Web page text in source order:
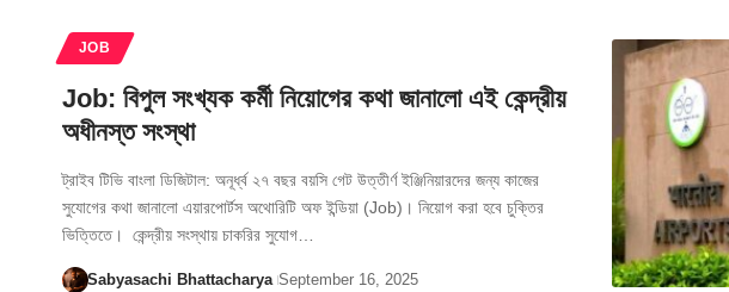
JOB
Job: বিপুল সংখ্যক কর্মী নিয়োগের কথা জানালো এই কেন্দ্রীয়
অধীনস্ত সংস্থা
ট্রাইব টিভি বাংলা ডিজিটাল: অনূর্ধ্ব ২৭ বছর বয়সি গেট উত্তীর্ণ ইঞ্জিনিয়ারদের জন্য কাজের
সুযোগের কথা জানালো এয়ারপোর্টস অথোরিটি অফ ইন্ডিয়া (Job)। নিয়োগ করা হবে চুক্তির
ভিত্তিতে। কেন্দ্রীয় সংস্থায় চাকরির সুযোগ…
Sabyasachi Bhattacharya September 16, 2025